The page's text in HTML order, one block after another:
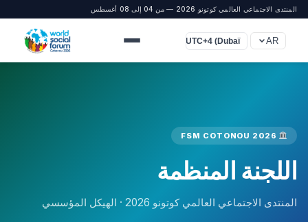
المنتدى الاجتماعي العالمي كوتونو 2026 — من 04 إلى 08 أغسطس
UTC+4 (Dubaï) AR
اللجنة المنظمة
المنتدى الاجتماعي العالمي كوتونو 2026 · الهيكل المؤسسي